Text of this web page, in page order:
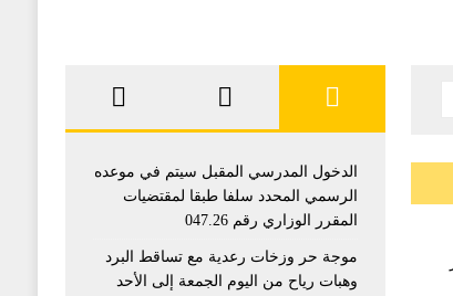
الدخول المدرسي المقبل سیتم في موعده
الرسمي المحدد سلفا طبقا لمقتضیات
المقرر الوزاري رقم 047.26
موجة حر وزخات رعدية مع تساقط البرد
وهبات رياح من اليوم الجمعة إلى الأحد